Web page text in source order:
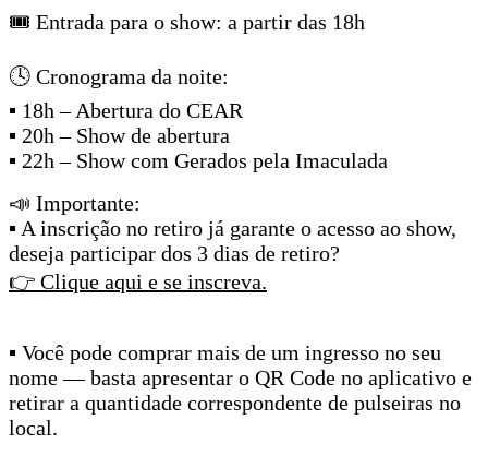
🎟 Entrada para o show: a partir das 18h
🕓 Cronograma da noite:
▪ 18h – Abertura do CEAR
▪ 20h – Show de abertura
▪ 22h – Show com Gerados pela Imaculada
📣 Importante:
▪ A inscrição no retiro já garante o acesso ao show,
deseja participar dos 3 dias de retiro?
👉 Clique aqui e se inscreva.
▪ Você pode comprar mais de um ingresso no seu
nome — basta apresentar o QR Code no aplicativo e
retirar a quantidade correspondente de pulseiras no
local.